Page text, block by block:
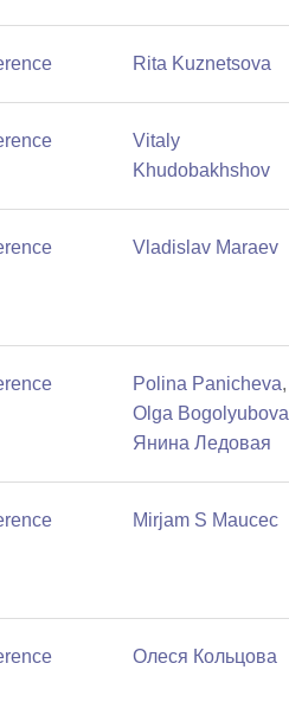
Rita Kuznetsova
Vitaly
Khudobakhshov
Vladislav Maraev
Polina Panicheva,
Olga Bogolyubova
Янина Ледовая
Mirjam S Maucec
Олеся Кольцова